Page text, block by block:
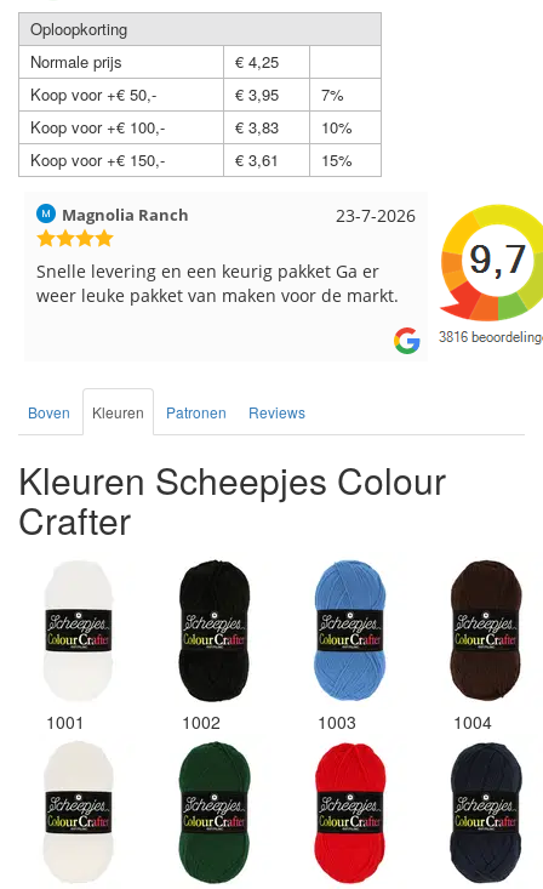
Oploopkorting
Normale prijs
€ 4,25
Koop voor +€ 50,-
€ 3,95
7%
Koop voor +€ 100,-
€ 3,83
10%
Koop voor +€ 150,-
€ 3,61 15%
17-7-2026
Hilde uit Loyers
Reeds meerdere keren breigaren en
breinaalden besteld, altijd heel tevreden over
Loes uit
Snelle
Boven Kleuren Patronen Reviews
Kleuren Scheepjes Colour
Crafter
1001 1002 1003 1004